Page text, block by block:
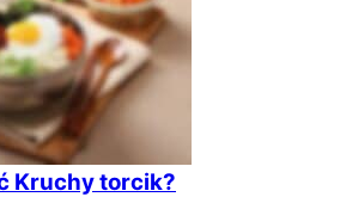
Kruchy torcik?